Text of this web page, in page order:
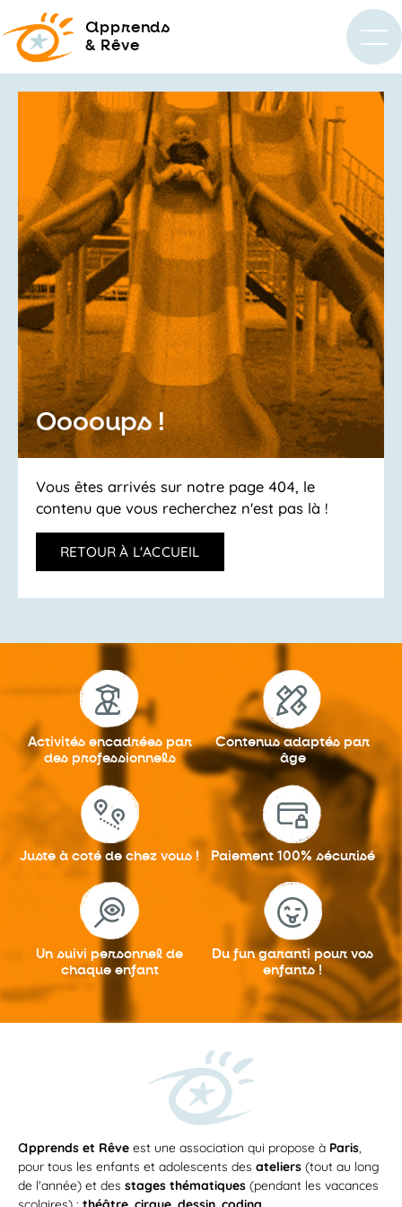
apprends
& Rêve
Ooooups !
Vous êtes arrivés sur notre page 404, le
contenu que vous recherchez n'est pas là !
RETOUR À L'ACCUEIL
Activités encadrées par
des professionnels
Contenus adaptés par
âge
Juste à coté de chez vous ! Paiement 100% sécurisé
Un suivi personnel de
chaque enfant
Du fun garantipour vos
enfants !
apprends et Rêve est une association qui propose à Paris,
pour tous les enfants et adolescents des ateliers (tout au long
de l'année) et des stages thématiques (pendant les vacances